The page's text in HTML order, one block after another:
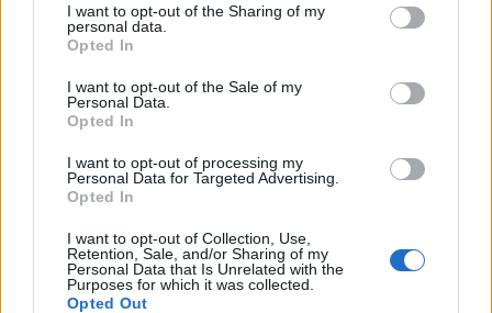
I want to opt-out of the Sharing of my
personal data.
Opted In
I want to opt-out of the Sale of my
Personal Data.
Opted In
I want to opt-out of processing my
Personal Data for Targeted Advertising.
Opted In
I want to opt-out of Collection, Use,
Retention, Sale, and/or Sharing of my
Personal Data that Is Unrelated with the
Purposes for which it was collected.
Opted Out